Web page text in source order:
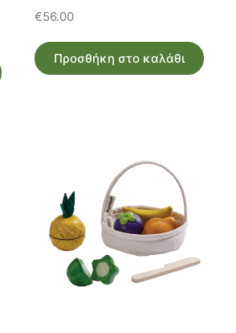
€56.00
Προσθήκη στο καλάθι